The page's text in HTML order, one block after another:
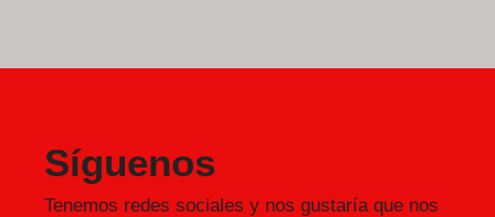
Síguenos
Tenemos redes sociales y nos gustaría que nos